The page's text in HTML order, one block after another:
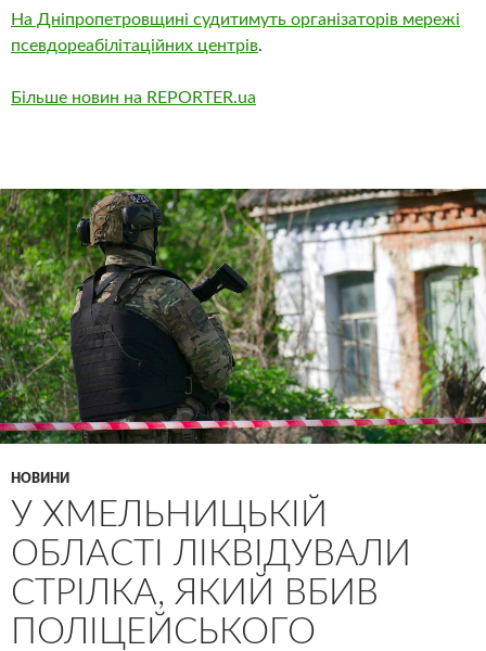
На Дніпропетровщині судитимуть організаторів мережі
псевдореабілітаційних центрів.
Більше новин на REPORTER.ua
НОВИНИ
У ХМЕЛЬНИЦЬКІЙ
ОБЛАСТІ ЛІКВІДУВАЛИ
СТРІЛКА, ЯКИЙ ВБИВ
ПОЛІЦЕЙСЬКОГО